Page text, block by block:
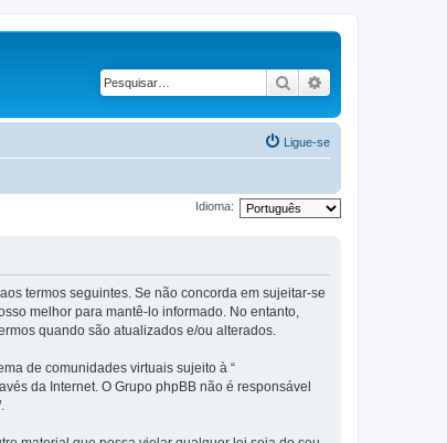
Pesquisar
Ligue-se
Idioma:
termos seguintes. Se não concorda em sujeitar-se
melhor para mantê-lo informado. No entanto,
quando são atualizados e/ou alterados.
de comunidades virtuais sujeito à “
da Internet. O Grupo phpBB não é responsável
.